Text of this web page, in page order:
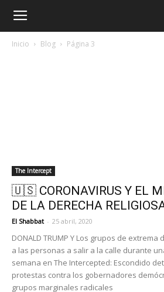
Inicio Blog Página 3
The Intercept
🇺🇸 CORONAVIRUS Y EL
DE LA DERECHA
El Shabbat - 25 abril, 2020
DONALD TRUMP Y Los grupos de
a las personas a salir a la calle durante
semana en The Intercepted: Escondido
protestas contra los gobernadores
grupos marginales radicales